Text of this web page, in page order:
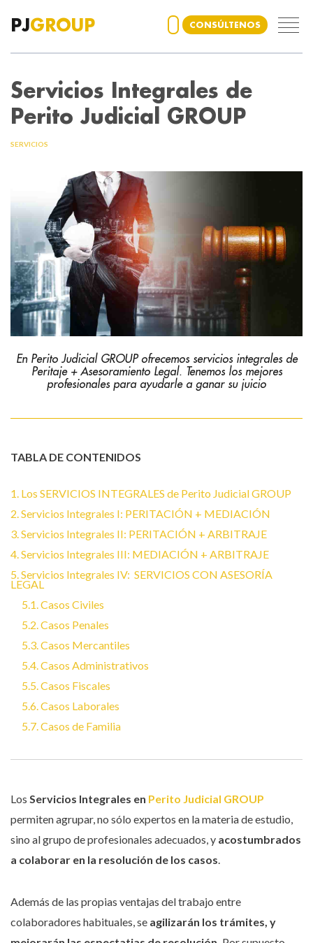
PJGROUP CONSÚLTENOS
Servicios Integrales de
Perito Judicial GROUP
SERVICIOS
En Perito Judicial GROUP ofrecemos servicios integrales de
Peritaje + Asesoramiento Legal. Tenemos los mejores
profesionales para ayudarle a ganar su juicio
TABLA DE CONTENIDOS
1. Los SERVICIOS INTEGRALES de Perito Judicial GROUP
2. Servicios Integrales I: PERITACIÓN + MEDIACIÓN
3. Servicios Integrales II: PERITACIÓN + ARBITRAJE
4. Servicios Integrales III: MEDIACIÓN + ARBITRAJE
5. Servicios Integrales IV: SERVICIOS CON ASESORÍA
LEGAL
5.1. Casos Civiles
5.2. Casos Penales
5.3. Casos Mercantiles
5.4. Casos Administrativos
5.5. Casos Fiscales
5.6. Casos Laborales
5.7. Casos de Familia
Los Servicios Integrales en Perito Judicial GROUP
permiten agrupar, no sólo expertos en la materia de estudio,
sino al grupo de profesionales adecuados, y acostumbrados
a colaborar en la resolución de los casos
Además de las propias ventajas del trabajo entre
colaboradores habituales, se agilizarán los trámites, y